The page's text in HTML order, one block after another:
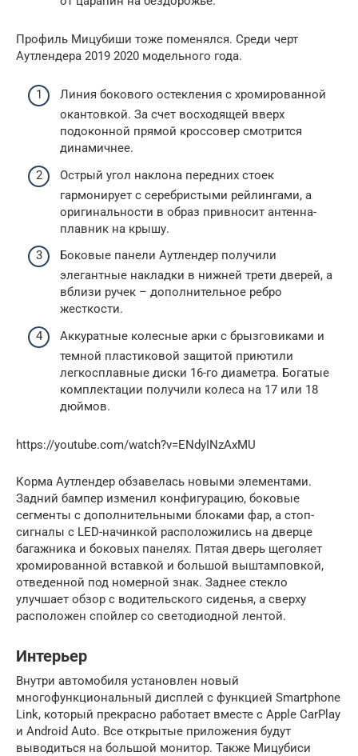
Профиль Мицубиши тоже поменялся. Среди черт
Аутлендера 2019 2020 модельного года.
Линия бокового остекления с хромированной
окантовкой. За счет восходящей вверх
подоконной прямой кроссовер смотрится
динамичнее.
Острый угол наклона передних стоек
гармонирует с серебристыми рейлингами, а
оригинальности в образ привносит антенна-
плавник на крышу.
Боковые панели Аутлендер получили
элегантные накладки в нижней трети дверей, а
вблизи ручек – дополнительное ребро
жесткости.
Аккуратные колесные арки с брызговиками и
темной пластиковой защитой приютили
легкосплавные диски 16-го диаметра. Богатые
комплектации получили колеса на 17 или 18
дюймов.
https://youtube.com/watch?v=ENdyINzAxMU
Корма Аутлендер обзавелась новыми элементами.
Задний бампер изменил конфигурацию, боковые
сегменты с дополнительными блоками фар, а стоп-
сигналы с LED-начинкой расположились на дверце
багажника и боковых панелях. Пятая дверь щеголяет
хромированной вставкой и большой выштамповкой,
отведенной под номерной знак. Заднее стекло
улучшает обзор с водительского сиденья, а сверху
расположен спойлер со светодиодной лентой.
Интерьер
Внутри автомобиля установлен новый
многофункциональный дисплей с функцией Smartphone
Link, который прекрасно работает вместе с Apple CarPlay
и Android Auto. Все открытые приложения будут
выводиться на большой монитор. Также Мицубиси